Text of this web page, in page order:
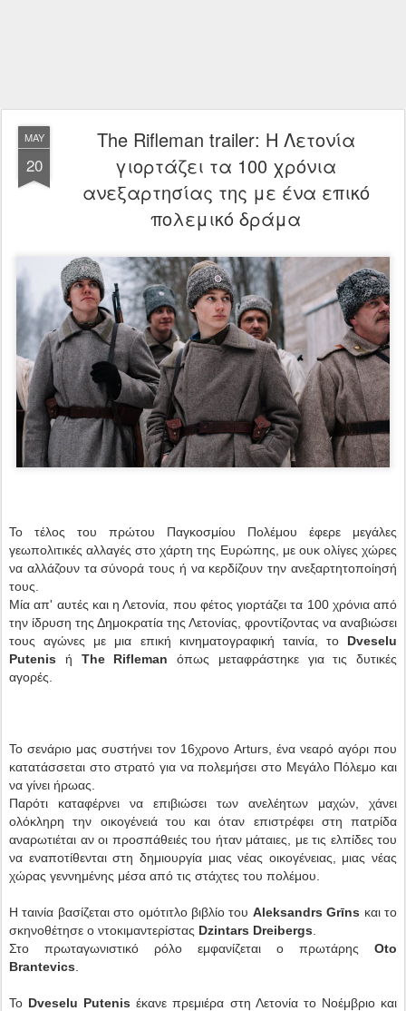
MAY
20
The Rifleman trailer: Η Λετονία
γιορτάζει τα 100 χρόνια
ανεξαρτησίας της με ένα επικό
πολεμικό δράμα
Το τέλος του πρώτου Παγκοσμίου Πολέμου έφερε μεγάλες
γεωπολιτικές αλλαγές στο χάρτη της Ευρώπης, με ουκ ολίγες χώρες
να αλλάζουν τα σύνορά τους ή να κερδίζουν την ανεξαρτητοποίησή
τους.
Μία απ' αυτές και η Λετονία, που φέτος γιορτάζει τα 100 χρόνια από
την ίδρυση της Δημοκρατία της Λετονίας, φροντίζοντας να αναβιώσει
τους αγώνες με μια επική κινηματογραφική ταινία, το Dveselu
Putenis ή The Rifleman όπως μεταφράστηκε για τις δυτικές
αγορές.
Το σενάριο μας συστήνει τον 16χρονο Arturs, ένα νεαρό αγόρι που
κατατάσσεται στο στρατό για να πολεμήσει στο Μεγάλο Πόλεμο και
να γίνει ήρωας.
Παρότι καταφέρνει να επιβιώσει των ανελέητων μαχών, χάνει
ολόκληρη την οικογένειά του και όταν επιστρέφει στη πατρίδα
αναρωτιέται αν οι προσπάθειές του ήταν μάταιες, με τις ελπίδες του
να εναποτίθενται στη δημιουργία μιας νέας οικογένειας, μιας νέας
χώρας γεννημένης μέσα από τις στάχτες του πολέμου.
Η ταινία βασίζεται στο ομότιτλο βιβλίο του Aleksandrs Grīns και το
σκηνοθέτησε ο ντοκιμαντερίστας Dzintars Dreibergs
Στο πρωταγωνιστικό ρόλο εμφανίζεται ο πρωτάρης Oto
Brantevics
Το Dveselu Putenis έκανε πρεμιέρα στη Λετονία το Νοέμβριο και